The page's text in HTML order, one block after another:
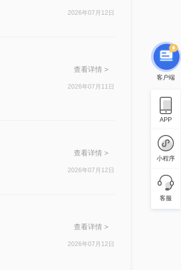
2026年07月12日
查看详情 >
2026年07月11日
查看详情 >
2026年07月12日
查看详情 >
2026年07月12日
客户端
APP
小程序
客服